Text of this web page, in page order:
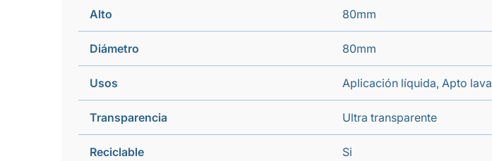
Alto 80mm
Diámetro 80mm
Usos Aplicación líquida, Apto
Transparencia Ultra transparente
Reciclable Si